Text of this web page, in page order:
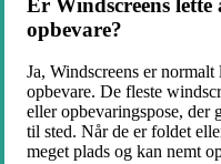
opbevare?
Ja, Windscreens er
opbevare. De fleste
eller opbevaringspose, der
til sted. Når de er foldet
meget plads og kan nemt